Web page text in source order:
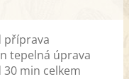
příprava
tepelná úprava
30 min celkem